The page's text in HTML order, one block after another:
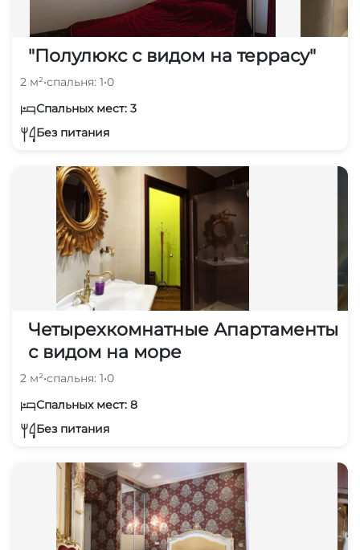
"Полулюкс с видом на террасу"
2 м²•спальня: 1•0
Спальных мест: 3
Без питания
Четырехкомнатные Апартаменты
с видом на море
2 м²•спальня: 1•0
Спальных мест: 8
Без питания